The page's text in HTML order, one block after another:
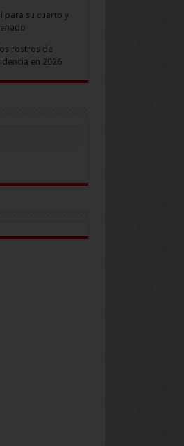
para su cuarto y
rostros de
en 2026